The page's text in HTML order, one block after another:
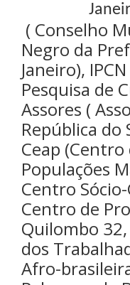
( Conselho
Negro da
Janeiro),
Pesquisa de
Assores (
República do
Ceap
Populações
Centro
Centro de
Quilombo 32,
dos
Afro-